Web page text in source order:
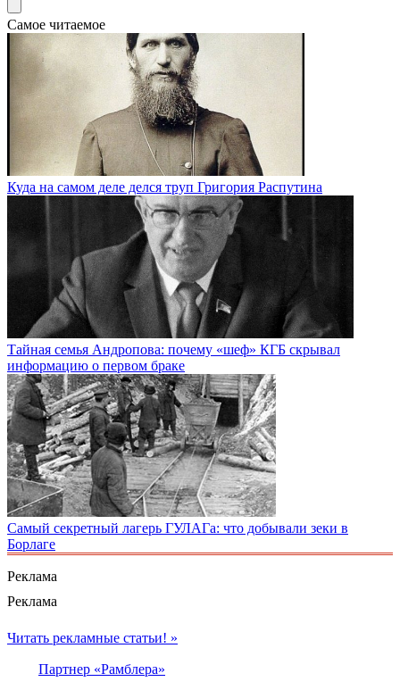
Самое читаемое
Куда на самом деле делся труп Григория Распутина
Тайная семья Андропова: почему «шеф» КГБ скрывал
информацию о первом браке
Самый секретный лагерь ГУЛАГа: что добывали зеки в
Борлаге
Реклама
Реклама
Читать рекламные статьи! »
Партнер «Рамблера»